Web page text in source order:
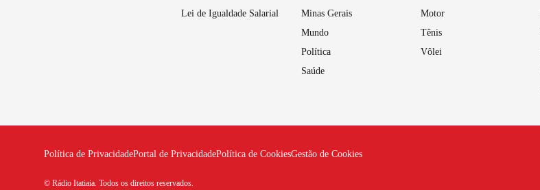
Lei de Igualdade Salarial
Minas Gerais
Mundo
Política
Saúde
Motor
Tênis
Vôlei
Política de PrivacidadePortal de PrivacidadePolítica de CookiesGestão de Cookies
© Rádio Itatiaia. Todos os direitos reservados.